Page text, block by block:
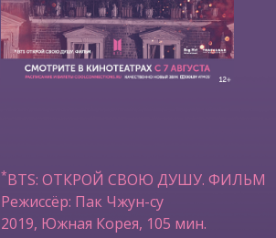
*BTS: ОТКРОЙ СВОЮ ДУШУ. ФИЛЬМ
Режиссёр: Пак Чжун-су
2019, Южная Корея, 105 мин.